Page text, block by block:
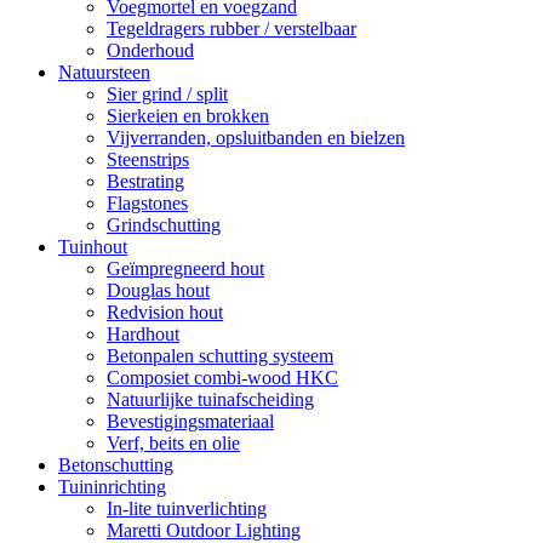
Voegmortel en voegzand
Tegeldragers rubber / verstelbaar
Onderhoud
Natuursteen
Sier grind / split
Sierkeien en brokken
Vijverranden, opsluitbanden en bielzen
Steenstrips
Bestrating
Flagstones
Grindschutting
Tuinhout
Geïmpregneerd hout
Douglas hout
Redvision hout
Hardhout
Betonpalen schutting systeem
Composiet combi-wood HKC
Natuurlijke tuinafscheiding
Bevestigingsmateriaal
Verf, beits en olie
Betonschutting
Tuininrichting
In-lite tuinverlichting
Maretti Outdoor Lighting